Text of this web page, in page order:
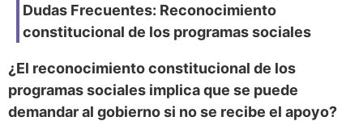
Dudas Frecuentes: Reconocimiento
constitucional de los programas sociales
¿El reconocimiento constitucional de los
programas sociales implica que se puede
demandar al gobierno si no se recibe el apoyo?